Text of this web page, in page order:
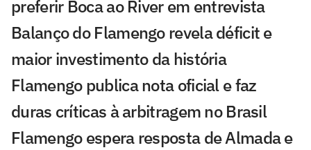
preferir Boca ao River em entrevista
Balanço do Flamengo revela déficit e
maior investimento da história
Flamengo publica nota oficial e faz
duras críticas à arbitragem no Brasil
Flamengo espera resposta de Almada e